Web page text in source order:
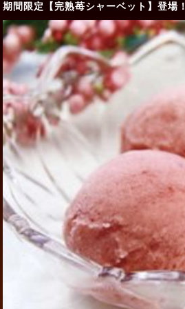
期間限定【完熟苺シャーベット】登場！